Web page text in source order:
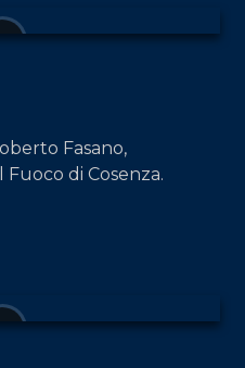
Fasano,
di Cosenza.